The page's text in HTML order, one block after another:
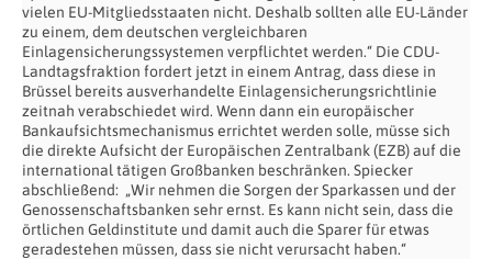
vielen EU-Mitgliedsstaaten nicht. Deshalb sollten alle EU-Länder
zu einem, dem deutschen vergleichbaren
Einlagensicherungssystemen verpflichtet werden.“ Die CDU-
Landtagsfraktion fordert jetzt in einem Antrag, dass diese in
Brüssel bereits ausverhandelte Einlagensicherungsrichtlinie
zeitnah verabschiedet wird. Wenn dann ein europäischer
Bankaufsichtsmechanismus errichtet werden solle, müsse sich
die direkte Aufsicht der Europäischen Zentralbank (EZB) auf die
international tätigen Großbanken beschränken. Spiecker
abschließend: „Wir nehmen die Sorgen der Sparkassen und der
Genossenschaftsbanken sehr ernst. Es kann nicht sein, dass die
örtlichen Geldinstitute und damit auch die Sparer für etwas
geradestehen müssen, dass sie nicht verursacht haben.“